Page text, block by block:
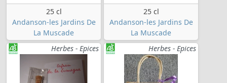
25 cl
Andanson-les Jardins De
La Muscade
25 cl
Andanson-les Jardins De
La Muscade
Herbes - Epices
Herbes - Epices